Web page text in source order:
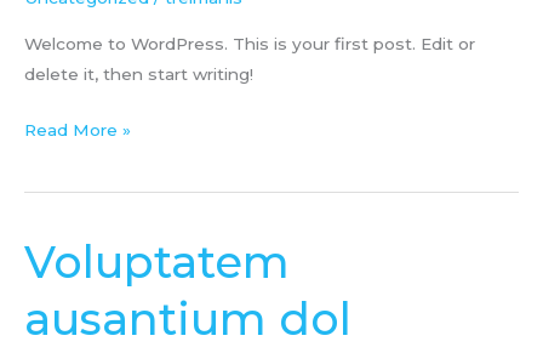
Welcome to WordPress. This is your first post. Edit or
delete it, then start writing!
Read More »
Voluptatem
ausantium dol
Voluptatem
ausantium
dol